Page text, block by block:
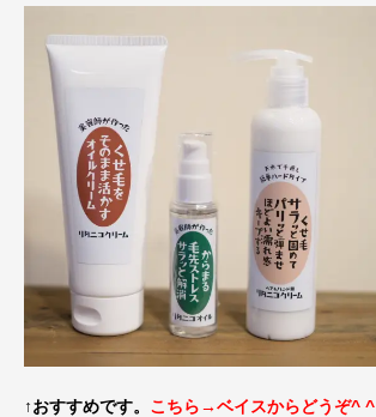
↑おすすめです。 こちら→ベイスからどうぞ^ ^